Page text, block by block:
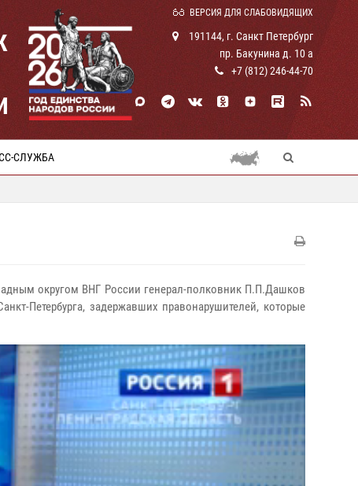
ВЕРСИЯ ДЛЯ СЛАБОВИДЯЩИХ
191144, г. Санкт Петербург
пр. Бакунина д. 10 а
+7 (812) 246-44-70
СЛУЖБА
округом ВНГ России генерал-полковник П.П.Дашков
Петербурга, задержавших правонарушителей, которые